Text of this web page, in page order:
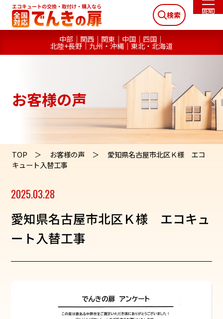
検索
中部 関西 関東 中国 四国
北陸+長野 九州・沖縄 東北・北海道
お客様の声
TOP お客様の声
愛知県名古屋市北区Ｋ様 エコ
キュート入替工事
2025.03.28
愛知県名古屋市北区Ｋ様 エコキュ
ート入替工事